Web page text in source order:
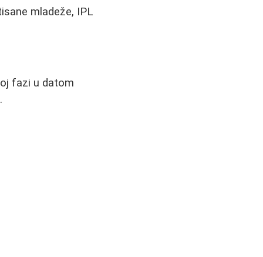
mladeže, IPL
fazi u datom